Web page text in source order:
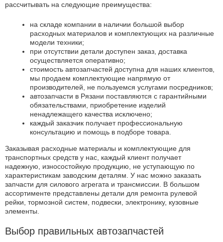
рассчитывать на следующие преимущества:
на складе компании в наличии большой выбор
расходных материалов и комплектующих на различные
модели техники;
при отсутствии детали доступен заказ, доставка
осуществляется оперативно;
стоимость автозапчастей доступна для наших клиентов,
мы продаем комплектующие напрямую от
производителей, не пользуемся услугами посредников;
автозапчасти в Рязани поставляются с гарантийными
обязательствами, приобретение изделий
ненадлежащего качества исключено;
каждый заказчик получает профессиональную
консультацию и помощь в подборе товара.
Заказывая расходные материалы и комплектующие для
транспортных средств у нас, каждый клиент получает
надежную, износостойкую продукцию, не уступающую по
характеристикам заводским деталям. У нас можно заказать
запчасти для силового агрегата и трансмиссии. В большом
ассортименте представлены детали для ремонта рулевой
рейки, тормозной систем, подвески, электронику, кузовные
элементы.
Выбор правильных автозапчастей